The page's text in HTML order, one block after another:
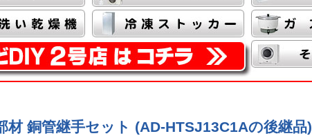
銅管継手セット (AD-HTSJ13C1Aの後継品)